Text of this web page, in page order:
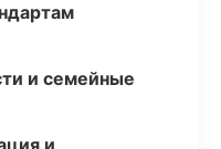
и семейные
и